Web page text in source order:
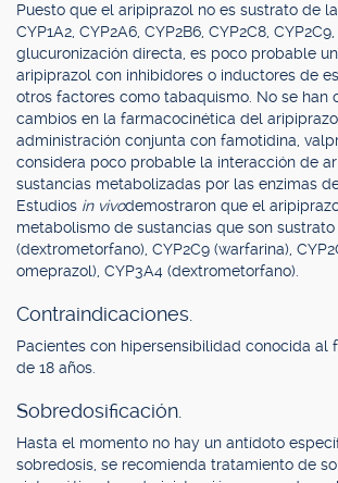
Puesto que el aripiprazol no es sustrato de
CYP1A2, CYP2A6, CYP2B6, CYP2C8,
glucuronización directa, es poco probable
aripiprazol con inhibidores o inductores de
otros factores como tabaquismo. No se han
cambios en la farmacocinética del
administración conjunta con famotidina,
considera poco probable la interacción de
sustancias metabolizadas por las enzimas
Estudios in vivodemostraron que el
metabolismo de sustancias que son sustrato
(dextrometorfano), CYP2C9 (warfarina),
omeprazol), CYP3A4 (dextrometorfano).
Contraindicaciones.
Pacientes con hipersensibilidad conocida al
de 18 años.
Sobredosificación.
Hasta el momento no hay un antídoto
sobredosis, se recomienda tratamiento de